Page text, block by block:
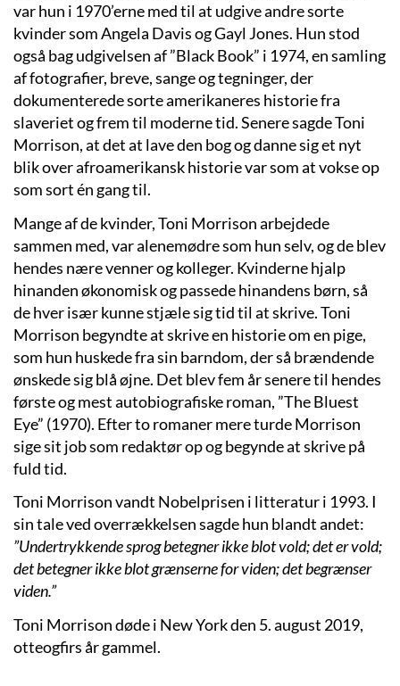
var hun i 1970’erne med til at udgive andre sorte
kvinder som Angela Davis og Gayl Jones. Hun stod
også bag udgivelsen af ”Black Book” i 1974, en samling
af fotografier, breve, sange og tegninger, der
dokumenterede sorte amerikaneres historie fra
slaveriet og frem til moderne tid. Senere sagde Toni
Morrison, at det at lave den bog og danne sig et nyt
blik over afroamerikansk historie var som at vokse op
som sort én gang til.
Mange af de kvinder, Toni Morrison arbejdede
sammen med, var alenemødre som hun selv, og de blev
hendes nære venner og kolleger. Kvinderne hjalp
hinanden økonomisk og passede hinandens børn, så
de hver især kunne stjæle sig tid til at skrive. Toni
Morrison begyndte at skrive en historie om en pige,
som hun huskede fra sin barndom, der så brændende
ønskede sig blå øjne. Det blev fem år senere til hendes
første og mest autobiografiske roman, ”The Bluest
Eye” (1970). Efter to romaner mere turde Morrison
sige sit job som redaktør op og begynde at skrive på
fuld tid.
Toni Morrison vandt Nobelprisen i litteratur i 1993. I
sin tale ved overrækkelsen sagde hun blandt andet:
”Undertrykkende sprog betegner ikke blot vold; det er vold;
det betegner ikke blot grænserne for viden; det begrænser
viden.”
Toni Morrison døde i New York den 5. august 2019,
otteogfirs år gammel.